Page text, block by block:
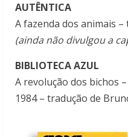
AUTÊNTICA
A fazenda dos animais
(ainda não divulgou a
BIBLIOTECA AZUL
A revolução dos bichos
1984 – tradução de